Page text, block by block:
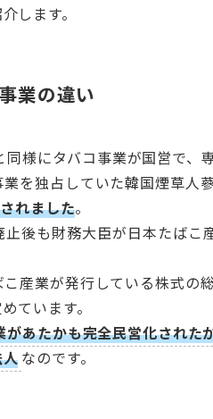
します。
業の違い
様にタバコ事業が国営で、
を独占していた韓国煙草人
れました。
後も財務大臣が日本たば
産業が発行している株式の
ています。
があたかも完全民営化され
なのです。